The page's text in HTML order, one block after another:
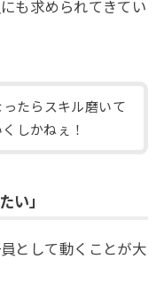
も求められてきてい
たらスキル磨いて
しかねぇ！
い」
として動くことが大